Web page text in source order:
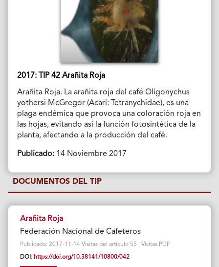
2017: TIP 42 Arañita Roja
Arañita Roja. La arañita roja del café Oligonychus
yothersi McGregor (Acari: Tetranychidae), es una
plaga endémica que provoca una coloración roja en
las hojas, evitando así la función fotosintética de la
planta, afectando a la producción del café.
Publicado:14 Noviembre 2017
DOCUMENTOS DEL TIP
Arañita Roja
Federación Nacional de Cafeteros
Publicado: 2017-11-14 Visitas del artículo 55 | Visitas PDF
DOI: https://doi.org/10.38141/10800/042